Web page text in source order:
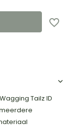
Tailz ID